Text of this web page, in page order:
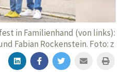
in Familienhand (von links):
Fabian Rockenstein. Foto: z